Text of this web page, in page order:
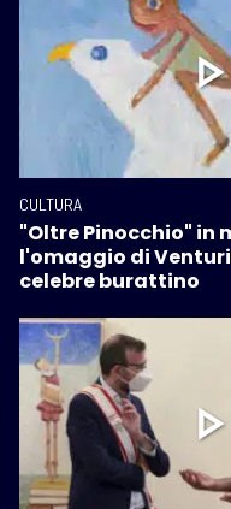
CULTURA
"Oltre Pinocchio" in
l'omaggio di
celebre burattino